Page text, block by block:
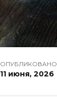
ОПУБЛИКОВАНО
11 июня, 2026